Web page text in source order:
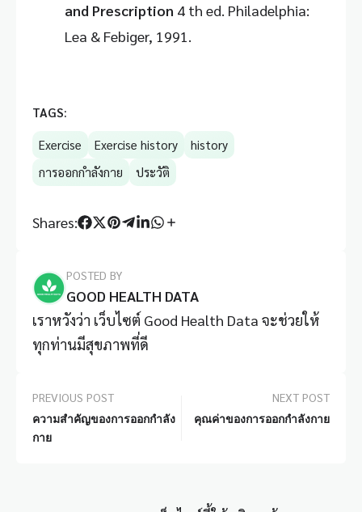
and Prescription 4 th ed. Philadelphia:
Lea & Febiger, 1991.
TAGS:
Exercise
Exercise history
history
การออกกำลังกาย
ประวัติ
Shares:
POSTED BY
GOOD HEALTH DATA
เราหวังว่า เว็บไซต์ Good Health Data จะช่วยให้
ทุกท่านมีสุขภาพที่ดี
PREVIOUS POST
ความสำคัญของการออกกำลัง
กาย
NEXT POST
คุณค่าของการออกกำลังกาย